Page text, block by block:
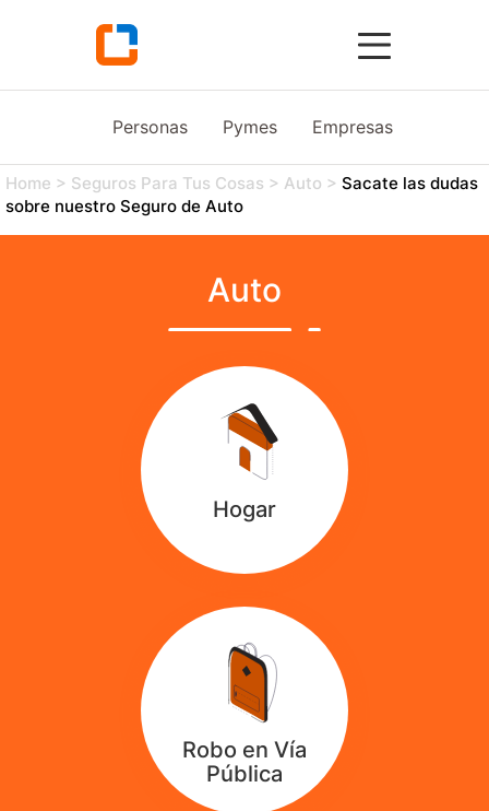
Personas Pymes Empresas
Home > Seguros Para Tus Cosas > Auto > Sacate las dudas
sobre nuestro Seguro de Auto
Auto
Hogar
Robo en Vía
Pública